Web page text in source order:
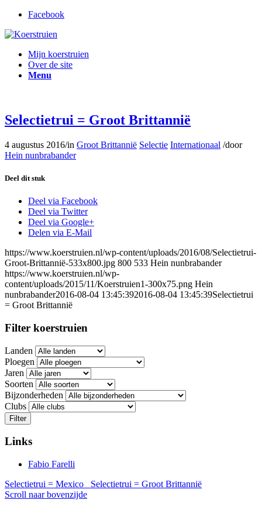
Facebook
Mijn koerstruien
Over de site
Menu
Selectietrui = Groot Brittannië
4 augustus 2016/in Groot Brittannië Selectie Internationaal /door
Hein nunbrabander
Deel dit stuk
Deel via Facebook
Deel via Twitter
Deel via Google+
Delen via E-Mail
https://www.koerstruien.nl/wp-content/uploads/2016/08/Selectietrui-
Groot-Brittannië-533x800.jpg 800 533 Hein nunbrabander
https://www.koerstruien.nl/wp-
content/uploads/2015/11/Koerstruien1-300x75.png Hein
nunbrabander2016-08-04 13:45:392016-08-04 13:45:39Selectietrui
= Groot Brittannië
Filter koerstruien
Landen
Ploegen
Jaren
Soorten
Bijzonderheden
Clubs
Filter
Links
Fabio Farelli
Selectietrui = Mexico
Selectietrui = Groot Brittannië
Scroll naar bovenzijde